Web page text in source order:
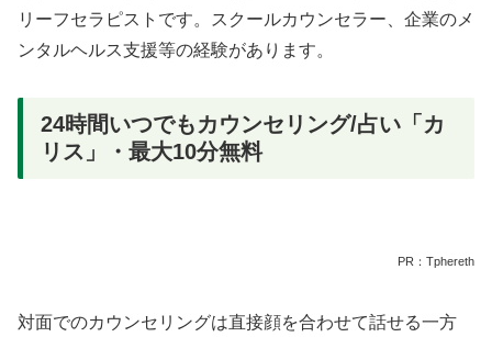
リーフセラピストです。スクールカウンセラー、企業のメ
ンタルヘルス支援等の経験があります。
24時間いつでもカウンセリング/占い「カ
リス」・最大10分無料
PR：Tphereth
対面でのカウンセリングは直接顔を合わせて話せる一方